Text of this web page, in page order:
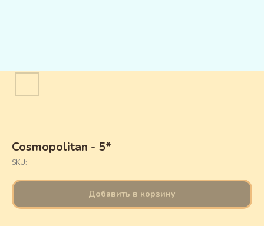
Cosmopolitan - 5*
SKU:
Добавить в корзину